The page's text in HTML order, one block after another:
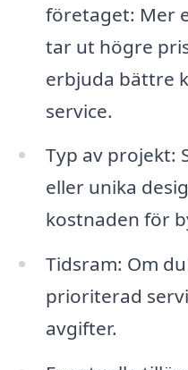
företaget: Mer
tar ut högre
erbjuda bättre
service.
Typ av projekt:
eller unika
kostnaden för
Tidsram: Om
prioriterad
avgifter.